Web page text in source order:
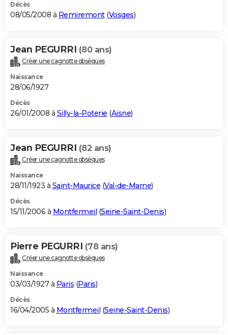
Décès
08/05/2008 à Remiremont(Vosges)
Jean PEGURRI (80 ans)
Créer une cagnotte obsèques
Naissance
28/06/1927
Décès
26/01/2008 à Silly-la-Poterie (Aisne)
Jean PEGURRI (82 ans)
Créer une cagnotte obsèques
Naissance
28/11/1923 à Saint-Maurice (Val-de-Marne)
Décès
15/11/2006 à Montfermeil (Seine-Saint-Denis)
Pierre PEGURRI (78 ans)
Créer une cagnotte obsèques
Naissance
03/03/1927 à Paris (Paris)
Décès
16/04/2005 à Montfermeil (Seine-Saint-Denis)